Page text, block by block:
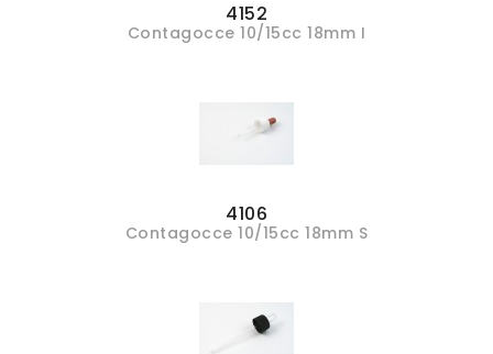
4152
Contagocce 10/15cc 18mm I
4106
Contagocce 10/15cc 18mm S